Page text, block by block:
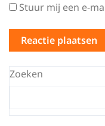
Stuur mij een e-
Zoeken